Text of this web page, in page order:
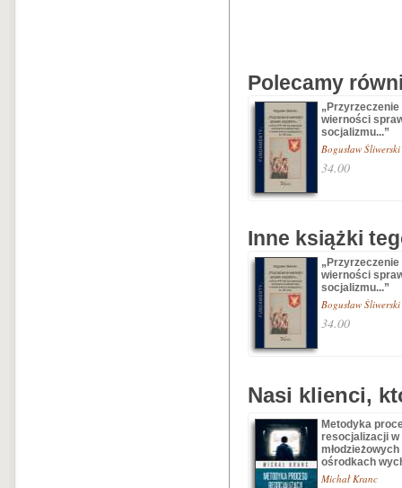
Polecamy
„Przyrzeczenie
wierności
socjalizmu...”
Bogusław Śliwerski
34.00
Inne książki
„Przyrzeczenie
wierności
socjalizmu...”
Bogusław Śliwerski
34.00
Nasi klienci,
Metodyka
resocjalizacji w
młodzieżowych
ośrodkach
Michał Kranc